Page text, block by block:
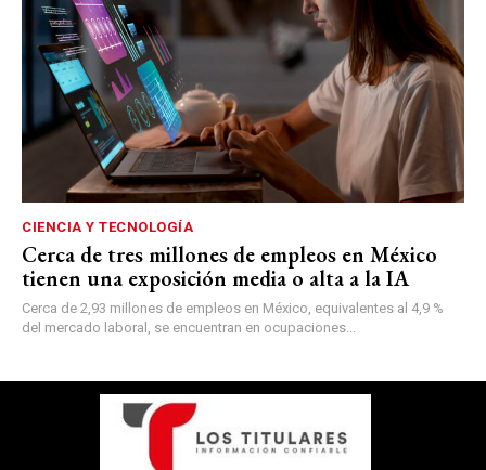
CIENCIA Y TECNOLOGÍA
Cerca de tres millones de empleos en México
tienen una exposición media o alta a la IA
Cerca de 2,93 millones de empleos en México, equivalentes al 4,9 %
del mercado laboral, se encuentran en ocupaciones...